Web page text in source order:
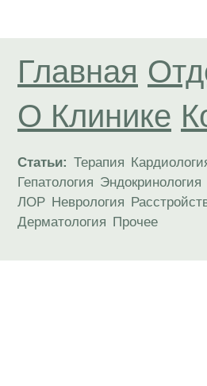
Главная
О Клинике
Статьи: Терапия
Гепатология Эндокринология
ЛОР Неврология
Дерматология Прочее